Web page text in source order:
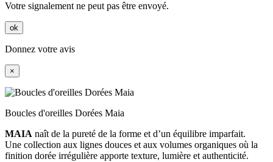
Votre signalement ne peut pas être envoyé.
ok
Donnez votre avis
×
Boucles d'oreilles Dorées Maia
MAIA naît de la pureté de la forme et d’un équilibre imparfait.
Une collection aux lignes douces et aux volumes organiques où la
finition dorée irrégulière apporte texture, lumière et authenticité.